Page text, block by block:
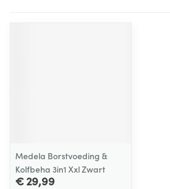
Medela Borstvoeding &
Kolfbeha 3in1 Xxl Zwart
€ 29,99